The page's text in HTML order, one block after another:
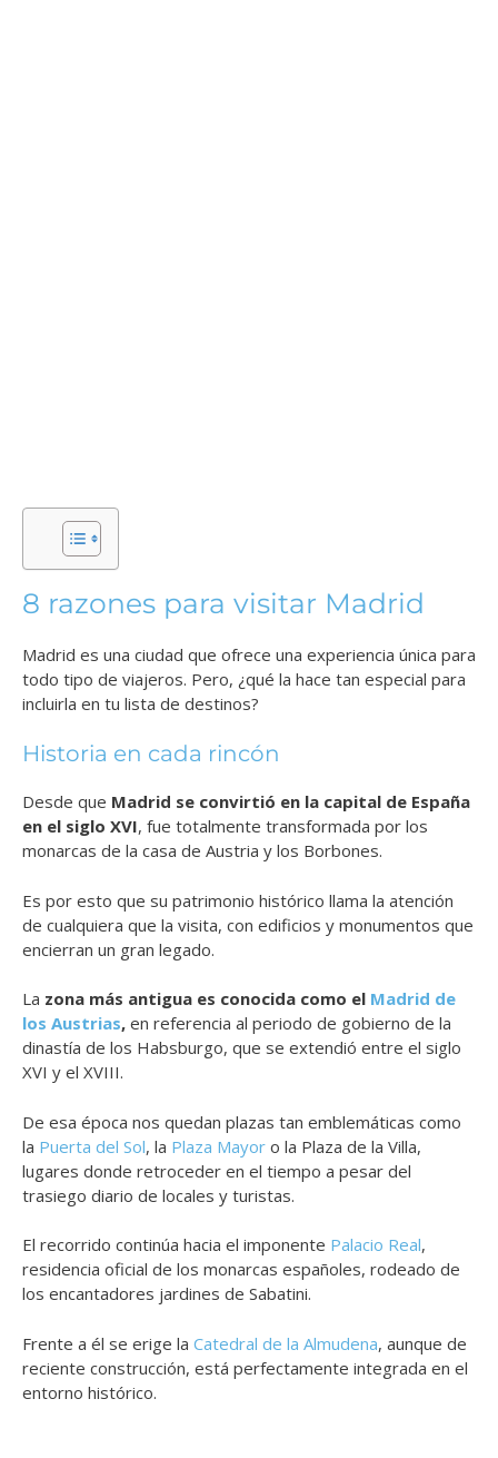
8 razones para visitar Madrid
Madrid es una ciudad que ofrece una experiencia única para
todo tipo de viajeros. Pero, ¿qué la hace tan especial para
incluirla en tu lista de destinos?
Historia en cada rincón
Desde que Madrid se convirtió en la capital de España
en el siglo XVI, fue totalmente transformada por los
monarcas de la casa de Austria y los Borbones.
Es por esto que su patrimonio histórico llama la atención
de cualquiera que la visita, con edificios y monumentos que
encierran un gran legado.
La zona más antigua es conocida como el Madrid de
los Austrias, en referencia al periodo de gobierno de la
dinastía de los Habsburgo, que se extendió entre el siglo
XVI y el XVIII.
De esa época nos quedan plazas tan emblemáticas como
la Puerta del Sol, la Plaza Mayor o la Plaza de la Villa,
lugares donde retroceder en el tiempo a pesar del
trasiego diario de locales y turistas.
El recorrido continúa hacia el imponente Palacio Real,
residencia oficial de los monarcas españoles, rodeado de
los encantadores jardines de Sabatini.
Frente a él se erige la Catedral de la Almudena, aunque de
reciente construcción, está perfectamente integrada en el
entorno histórico.